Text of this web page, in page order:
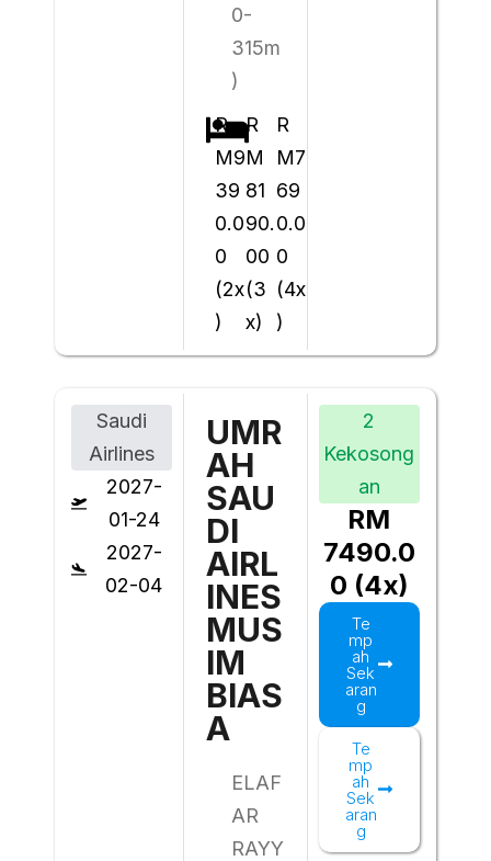
0-
315m
)
R
M9
39
0.0
0
(2x
)
R
M
81
90.
00
(3
x)
R
M7
69
0.0
0
(4x
)
Saudi
Airlines
2027-
01-24
2027-
02-04
UMR
AH
SAU
DI
AIRL
INES
MUS
IM
BIAS
A
ELAF
AR
RAYY
2
Kekosong
an
RM
7490.0
0 (4x)
Te
mp
ah
Sek
aran
g
Te
mp
ah
Sek
aran
g